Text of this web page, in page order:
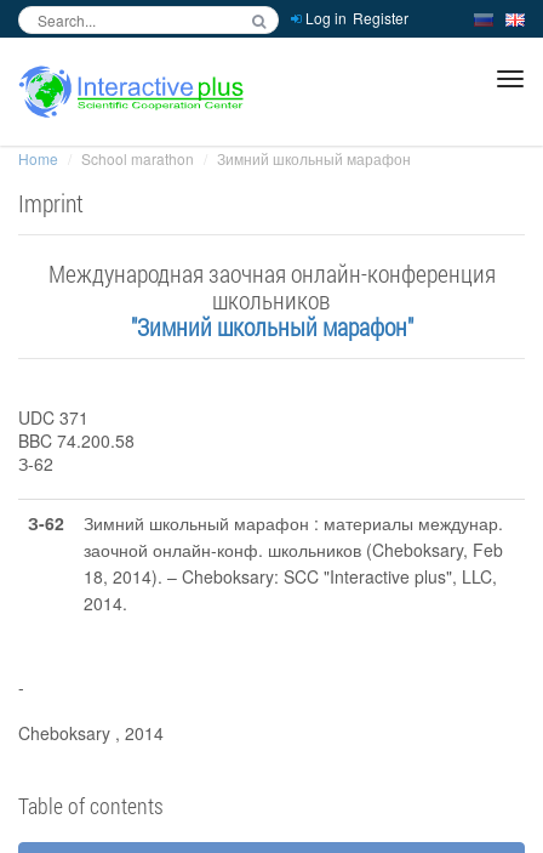
Log in Register
Home School marathon Зимний школьный марафон
Imprint
Международная заочная онлайн-конференция
школьников
"Зимний школьный марафон"
UDC 371
BBC 74.200.58
З-62
З-62
Зимний школьный марафон : материалы междунар.
заочной онлайн-конф. школьников (Cheboksary, Feb
18, 2014). – Cheboksary: SCC "Interactive plus", LLC,
2014.
-
Cheboksary , 2014
Table of contents